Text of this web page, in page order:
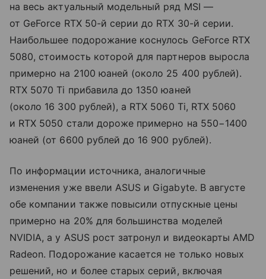
на весь актуальный модельный ряд MSI —
от GeForce RTX 50-й серии до RTX 30-й серии.
Наибольшее подорожание коснулось GeForce RTX
5080, стоимость которой для партнеров выросла
примерно на 2100 юаней (около 25 400 рублей).
RTX 5070 Ti прибавила до 1350 юаней
(около 16 300 рублей), а RTX 5060 Ti, RTX 5060
и RTX 5050 стали дороже примерно на 550−1400
юаней (от 6600 рублей до 16 900 рублей).
По информации источника, аналогичные
изменения уже ввели ASUS и Gigabyte. В августе
обе компании также повысили отпускные цены
примерно на 20% для большинства моделей
NVIDIA, а у ASUS рост затронул и видеокарты AMD
Radeon. Подорожание касается не только новых
решений, но и более старых серий, включая